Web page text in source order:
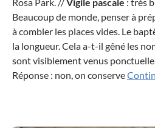
Beaucoup de monde, penser à
à combler les places vides. Le
la longueur. Cela a-t-il gêné les
sont visiblement venus
Réponse : non, on conserve